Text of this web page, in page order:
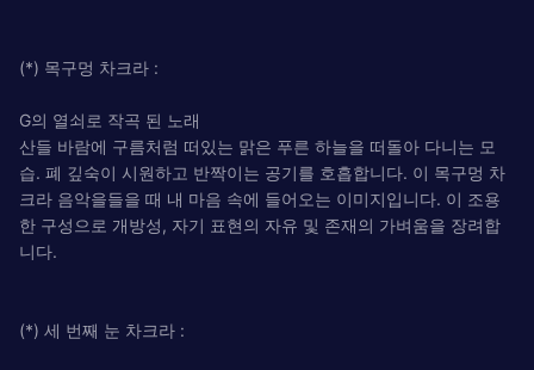
(*) 목구멍 차크라 :
G의 열쇠로 작곡 된 노래
산들 바람에 구름처럼 떠있는 맑은 푸른 하늘을 떠돌아 다니는 모
습. 폐 깊숙이 시원하고 반짝이는 공기를 호흡합니다. 이 목구멍 차
크라 음악을들을 때 내 마음 속에 들어오는 이미지입니다. 이 조용
한 구성으로 개방성, 자기 표현의 자유 및 존재의 가벼움을 장려합
니다.
(*) 세 번째 눈 차크라 :